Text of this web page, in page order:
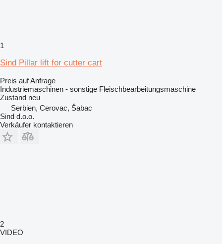
1
Sind Pillar lift for cutter cart
Preis auf Anfrage
Industriemaschinen - sonstige Fleischbearbeitungsmaschine
Zustand neu
Serbien, Cerovac, Šabac
Sind d.o.o.
Verkäufer kontaktieren
2
VIDEO